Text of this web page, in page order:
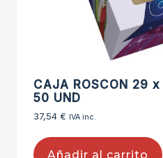
CAJA ROSCON 29
50 UND
37,54 € IVA inc.
Añadir al carrito